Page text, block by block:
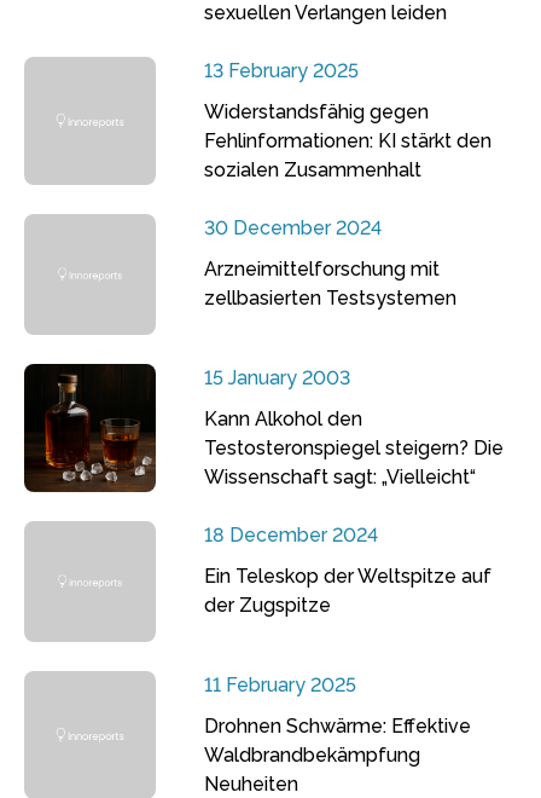
sexuellen Verlangen leiden
13 February 2025
Widerstandsfähig gegen
Fehlinformationen: KI stärkt den
sozialen Zusammenhalt
30 December 2024
Arzneimittelforschung mit
zellbasierten Testsystemen
15 January 2003
Kann Alkohol den
Testosteronspiegel steigern? Die
Wissenschaft sagt: „Vielleicht“
18 December 2024
Ein Teleskop der Weltspitze auf
der Zugspitze
11 February 2025
Drohnen Schwärme: Effektive
Waldbrandbekämpfung
Neuheiten